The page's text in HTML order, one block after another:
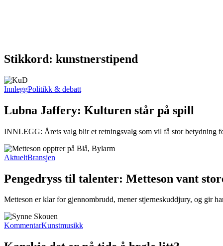
Stikkord: kunstnerstipend
InnleggPolitikk & debatt
Lubna Jaffery: Kulturen står på spill
INNLEGG: Årets valg blir et retningsvalg som vil få stor betydning
AktueltBransjen
Pengedryss til talenter: Metteson vant
Metteson er klar for gjennombrudd, mener stjerneskuddjury, og gir
KommentarKunstmusikk